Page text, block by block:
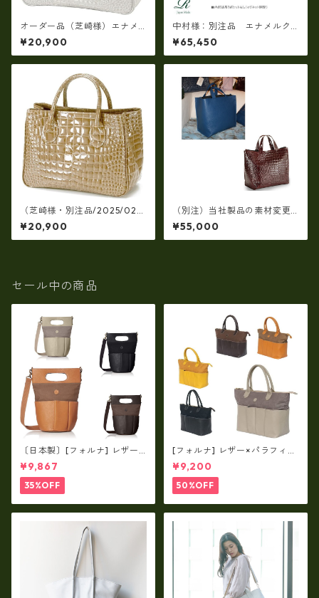
オーダー品（芝崎様）エナメ
ルクロコハンドタイプ・ホワ
イト
¥20,900
中村様：別注品 エナメルク
ロコ手提げ、サイズ変更、仕
様変更、ｎ-02
¥65,450
（芝崎様・別注品/2025/02/1
4）【日本製】牛革エナメルク
ロコ型押し・角型手提げパー
ティバッグ(牛革製品）ir-663
¥20,900
（別注）当社製品の素材変更
+仕様追加 2025/01/25
¥55,000
セール中の商品
〔日本製〕[フォルナ] レザー×
パラフィン筒型2way シュリン
クレザー×79Aパラフィン fo
-259630
¥9,867
35%OFF
[フォルナ] レザー×パラフィン
筒型2way シュリンクレザー×
79Aパラフィン トートL fo-2
59632
¥9,200
50%OFF